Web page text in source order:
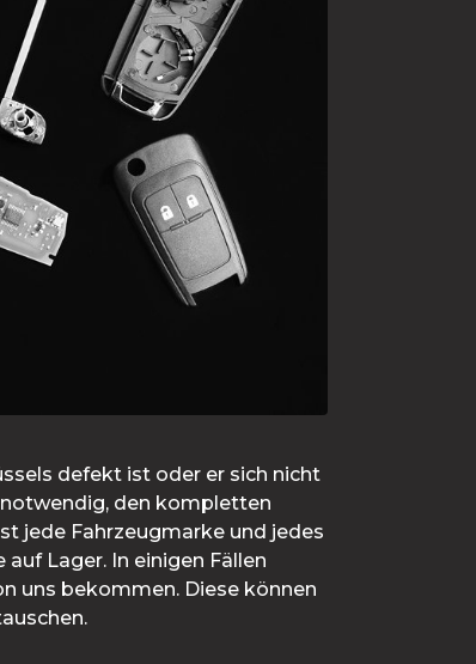
defekt ist oder er sich nicht
den kompletten
jede Fahrzeugmarke und jedes
Lager. In einigen Fällen
uns bekommen. Diese können